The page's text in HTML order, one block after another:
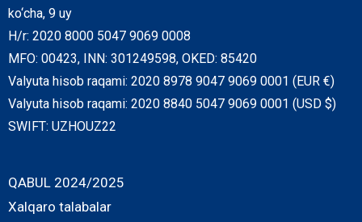
ko‘cha, 9 uy
H/r: 2020 8000 5047 9069 0008
MFO: 00423, INN: 301249598, OKED: 85420
Valyuta hisob raqami: 2020 8978 9047 9069 0001 (EUR €)
Valyuta hisob raqami: 2020 8840 5047 9069 0001 (USD $)
SWIFT: UZHOUZ22
QABUL 2024/2025
Xalqaro talabalar